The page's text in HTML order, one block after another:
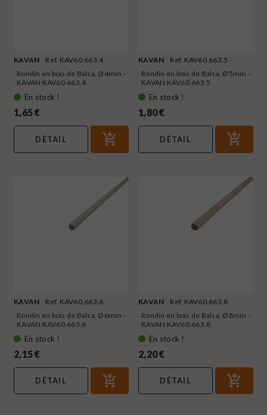
KAVAN
Ref. KAV60.663.4
Rondin en bois de Balsa, Ø4mm -
KAVAN KAV60.663.4
En stock !
1,65 €
DÉTAIL
KAVAN
Ref. KAV60.663.5
Rondin en bois de Balsa, Ø5mm -
KAVAN KAV60.663.5
En stock !
1,80 €
DÉTAIL
KAVAN
Ref. KAV60.663.6
Rondin en bois de Balsa, Ø6mm -
KAVAN KAV60.663.6
En stock !
2,15 €
DÉTAIL
KAVAN
Ref. KAV60.663.8
Rondin en bois de Balsa, Ø8mm -
KAVAN KAV60.663.8
En stock !
2,20 €
DÉTAIL